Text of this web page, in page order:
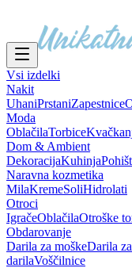
Vsi izdelki
Nakit
UhaniPrstaniZapestnice
Moda
OblačilaTorbice
Dom & Ambient
DekoracijaKuhinja
Naravna kozmetika
MilaKremeSoliHidrolati
Otroci
IgračeOblačilaOtroške
Obdarovanje
Darila za moškeDarila
darilaVoščilnice